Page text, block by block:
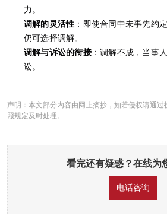
力。
调解的灵活性 ：即使合同中未事先约
仍可选择调解。
调解与诉讼的衔接：调解不成，当事
讼。
声明：本文部分内容由网上摘抄，如若侵权请通
照规定及时处理。
看完还有疑惑？在线为
电话咨询